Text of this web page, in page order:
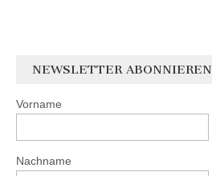
NEWSLETTER ABONNIEREN
Vorname
Nachname